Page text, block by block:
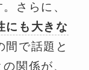
さらに、
にも大きな
間で話題と
関係が、